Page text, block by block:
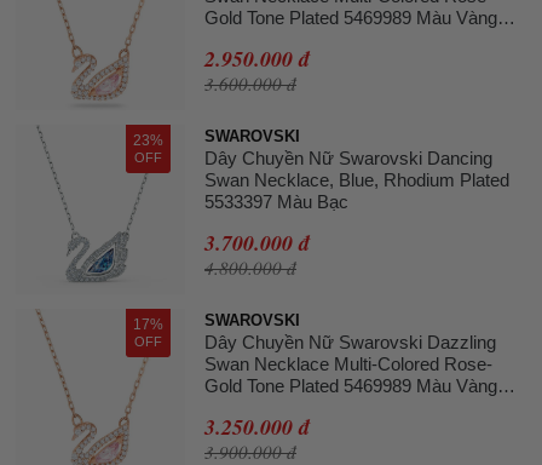
Gold Tone Plated 5469989 Màu Vàng
2.950.000 đ
3.600.000 đ
23%
OFF
SWAROVSKI
Dây Chuyền Nữ Swarovski Dancing
Swan Necklace, Blue, Rhodium Plated
5533397 Màu Bạc
3.700.000 đ
4.800.000 đ
17%
OFF
SWAROVSKI
Dây Chuyền Nữ Swarovski Dazzling
Swan Necklace Multi-Colored Rose-
Gold Tone Plated 5469989 Màu Vàng
3.250.000 đ
3.900.000 đ